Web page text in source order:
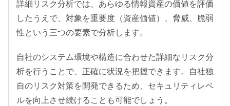
詳細リスク分析では、あらゆる情報資産の価値を評価
したうえで、対象を重要度（資産価値）、脅威、脆弱
性という三つの要素で分析します。
自社のシステム環境や構造に合わせた詳細なリスク分
析を行うことで、正確に状況を把握できます。自社独
自のリスク対策を開発できるため、セキュリティレベ
ルを向上させ続けることも可能でしょう。